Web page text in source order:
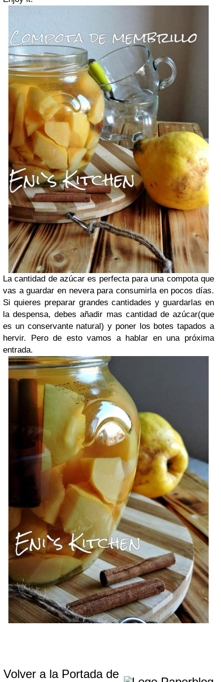
La cantidad de azúcar es perfecta para una compota que
vas a guardar en nevera para consumirla en pocos días.
Si quieres preparar grandes cantidades y guardarlas en
la despensa, debes añadir mas cantidad de azúcar(que
es un conservante natural) y poner los botes tapados a
hervir. Pero de esto vamos a hablar en una próxima
entrada.
Volver a la Portada de